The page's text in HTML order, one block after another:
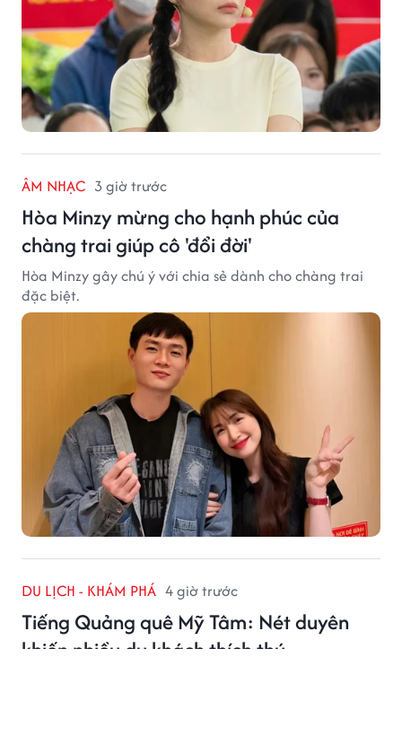
ÂM NHẠC 3 giờ trước
Hòa Minzy mừng cho hạnh phúc của
chàng trai giúp cô 'đổi đời'
Hòa Minzy gây chú ý với chia sẻ dành cho chàng trai
đặc biệt.
DU LỊCH - KHÁM PHÁ 4 giờ trước
Tiếng Quảng quê Mỹ Tâm: Nét duyên
khiến nhiều du khách thích thú